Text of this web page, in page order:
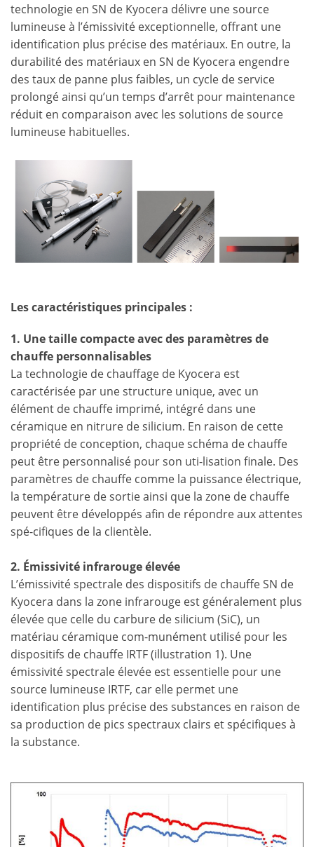
technologie en SN de Kyocera délivre une source
lumineuse à l’émissivité exceptionnelle, offrant une
identification plus précise des matériaux. En outre, la
durabilité des matériaux en SN de Kyocera engendre
des taux de panne plus faibles, un cycle de service
prolongé ainsi qu’un temps d’arrêt pour maintenance
réduit en comparaison avec les solutions de source
lumineuse habituelles.
Les caractéristiques principales :
1. Une taille compacte avec des paramètres de
chauffe personnalisables
La technologie de chauffage de Kyocera est
caractérisée par une structure unique, avec un
élément de chauffe imprimé, intégré dans une
céramique en nitrure de silicium. En raison de cette
propriété de conception, chaque schéma de chauffe
peut être personnalisé pour son uti-lisation finale. Des
paramètres de chauffe comme la puissance électrique,
la température de sortie ainsi que la zone de chauffe
peuvent être développés afin de répondre aux attentes
spé-cifiques de la clientèle.
2. Émissivité infrarouge élevée
L’émissivité spectrale des dispositifs de chauffe SN de
Kyocera dans la zone infrarouge est généralement plus
élevée que celle du carbure de silicium (SiC), un
matériau céramique com-munément utilisé pour les
dispositifs de chauffe IRTF (illustration 1). Une
émissivité spectrale élevée est essentielle pour une
source lumineuse IRTF, car elle permet une
identification plus précise des substances en raison de
sa production de pics spectraux clairs et spécifiques à
la substance.